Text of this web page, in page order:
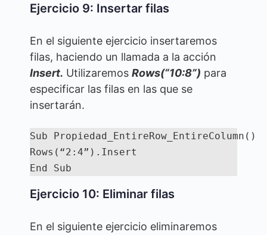
Ejercicio 9: Insertar filas
En el siguiente ejercicio insertaremos
filas, haciendo un llamada a la acción
Insert. Utilizaremos Rows(“10:8”) para
especificar las filas en las que se
insertarán.
Sub Propiedad_EntireRow_EntireColumn()
Rows(“2:4”).Insert
End Sub
Ejercicio 10: Eliminar filas
En el siguiente ejercicio eliminaremos